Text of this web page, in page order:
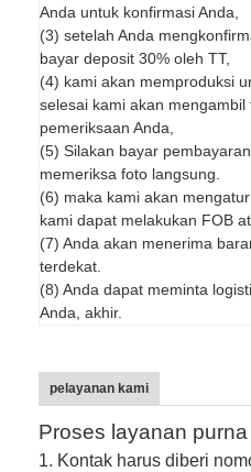
Anda untuk konfirmasi Anda,
(3) setelah Anda
bayar deposit 30% oleh TT,
(4) kami akan memproduksi
selesai kami akan
pemeriksaan Anda,
(5) Silakan bayar
memeriksa foto langsung.
(6) maka kami akan
kami dapat melakukan FOB
(7) Anda akan menerima
terdekat.
(8) Anda dapat meminta
Anda, akhir.
pelayanan kami
Proses layanan purna
1. Kontak harus diberi